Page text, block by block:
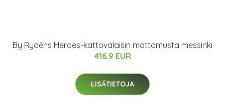
By Rydéns Heroes-kattovalaisin mattamusta messinki
416.9 EUR
LISÄTIETOJA